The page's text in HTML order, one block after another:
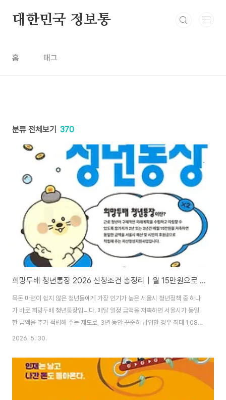
대한민국 정보통
홈 태그
분류 전체보기 370
희망두배 청년통장 2026 신청조건 총정리｜월 15만원으로 최대 1,080만원 만드는 방법
목돈 마련이 쉽지 않은 청년들에게 가장 인기가 높은 서울시 청년정책 중 하나
가 바로 희망두배 청년통장입니다. 매달 일정 금액을 저축하면 서울시가 동일
한 금액을 추가 적립해 주는 제도로, 3년 동안 꾸준히 납입할 경우 최대 1,080
만 원과 이자까지 받을 수 있습니다. 특히 주택 마련, 결혼 자금, 창업 자금, 교
다.이번 글에서는 2026 희망두배 청년통장 신청자격, 지원내용, 신청방법, 제
출서류, 주의사항까지 한 번에 정리해 드리겠습니다. ☞ 서울 복지재단 신청바
로가기 희망두배 청년통장이란?희망두배 청년통장은 서울시가 근로 청년의 자
산 형성을 지원하기 위해 운영하는 대표적인 목돈 마련 지원 사업입니다. 청년
2026. 5. 30.